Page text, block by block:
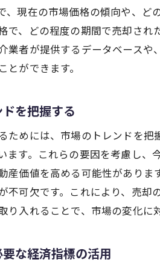
大
地
、現在の市場価格の傾向や、
で、どの程度の期間で売却さ
業者が提供するデータベース
とができます。
を把握する
ためには、市場のトレンドを
ます。これらの要因を考慮し
産価値を高める可能性があり
不可欠です。これにより、売
り入れることで、市場の変化に
な経済指標の活用